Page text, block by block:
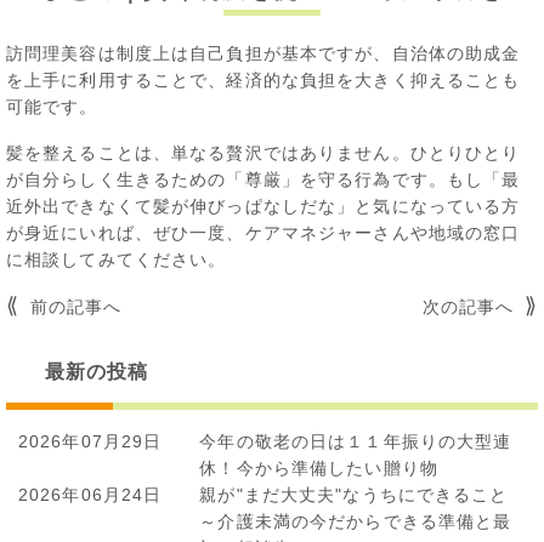
訪問理美容は制度上は自己負担が基本ですが、自治体の助成金
を上手に利用することで、経済的な負担を大きく抑えることも
可能です。
髪を整えることは、単なる贅沢ではありません。ひとりひとり
が自分らしく生きるための「尊厳」を守る行為です。もし「最
近外出できなくて髪が伸びっぱなしだな」と気になっている方
が身近にいれば、ぜひ一度、ケアマネジャーさんや地域の窓口
に相談してみてください。
投
ー
ョ
前の記事へ 次の記事へ
最新の投稿
2026年07月29日
今年の敬老の日は１１年振りの大型連
休！今から準備したい贈り物
2026年06月24日
親が"まだ大丈夫"なうちにできること
～介護未満の今だからできる準備と最